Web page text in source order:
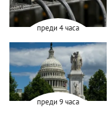
преди 4 часа
преди 9 часа